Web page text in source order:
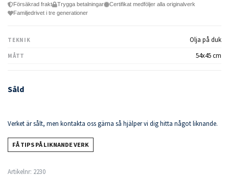
Försäkrad frakt Trygga betalningar
Certifikat medföljer alla originalverk
Familjedrivet i tre generationer
TEKNIK Olja på duk
MÅTT 54x45 cm
Såld
Verket är sålt, men kontakta oss gärna så hjälper vi dig hitta något liknande.
FÅ TIPS PÅ LIKNANDE VERK
Artikelnr: 2230